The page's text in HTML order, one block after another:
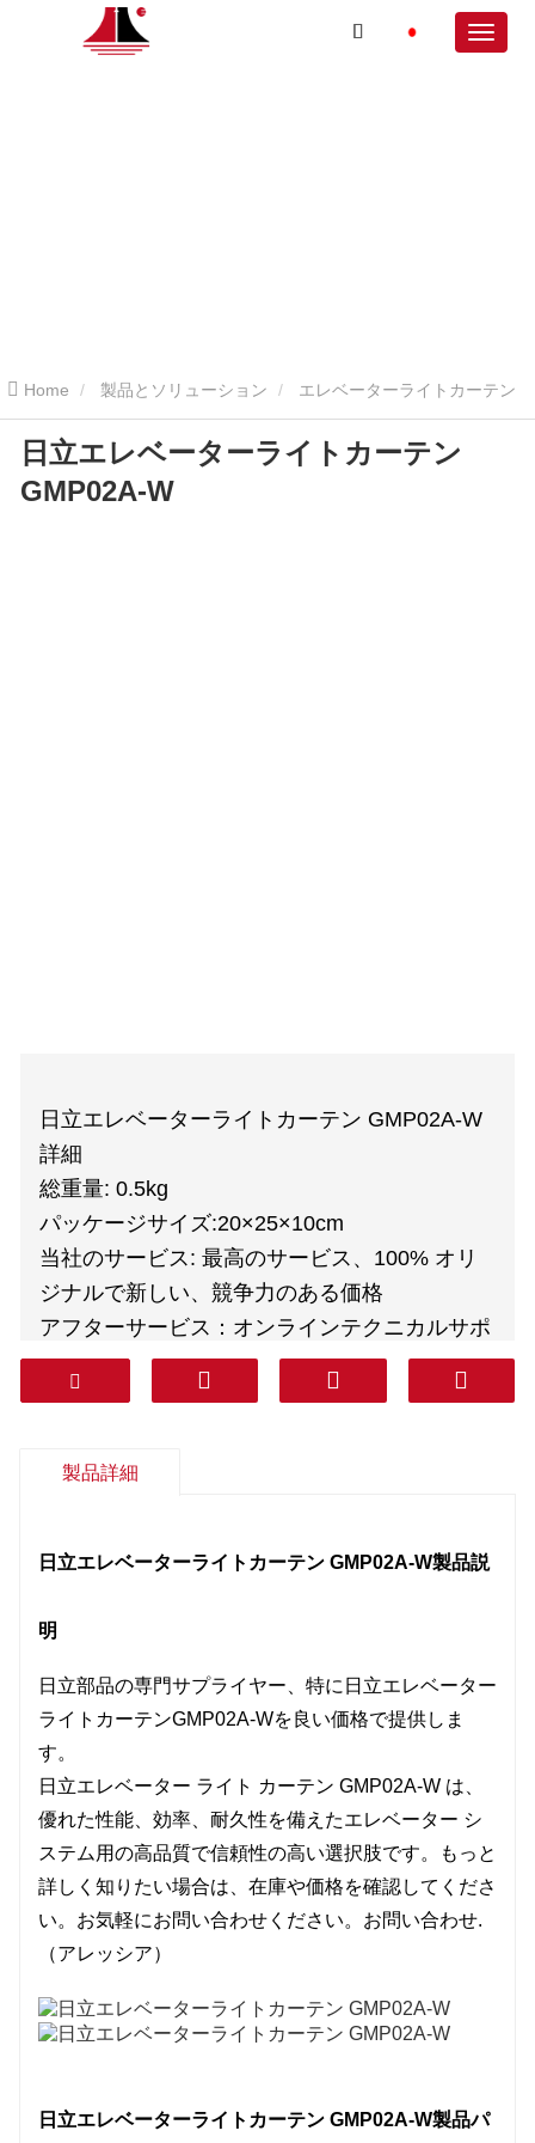
Home 製品とソリューション エレベーターライトカーテン
日立エレベーターライトカーテン
ーテン GMP02A-W
日立エレベーターライトカーテン
GMP02A-W
日立エレベーターライトカーテン GMP02A-W
詳細
総重量: 0.5kg
パッケージサイズ:20×25×10cm
当社のサービス: 最高のサービス、100% オリ
ジナルで新しい、競争力のある価格
アフターサービス：オンラインテクニカルサポ
ート、無料スペアパーツ、返品、その他
保証: 1年
Door to Door（プロフェッショナルライン、税
米、チリ、メキシコ。
製品詳細
日立エレベーターライトカーテン GMP02A-W製品説
明
日立部品の専門サプライヤー、特に日立エレベーター
ライトカーテンGMP02A-Wを良い価格で提供しま
す。
日立エレベーター ライト カーテン GMP02A-W は、
優れた性能、効率、耐久性を備えたエレベーター シ
ステム用の高品質で信頼性の高い選択肢です。もっと
詳しく知りたい場合は、在庫や価格を確認してくださ
い。お気軽にお問い合わせください。 お問い合わせ.
（アレッシア）
日立エレベーターライトカーテン GMP02A-W製品パ